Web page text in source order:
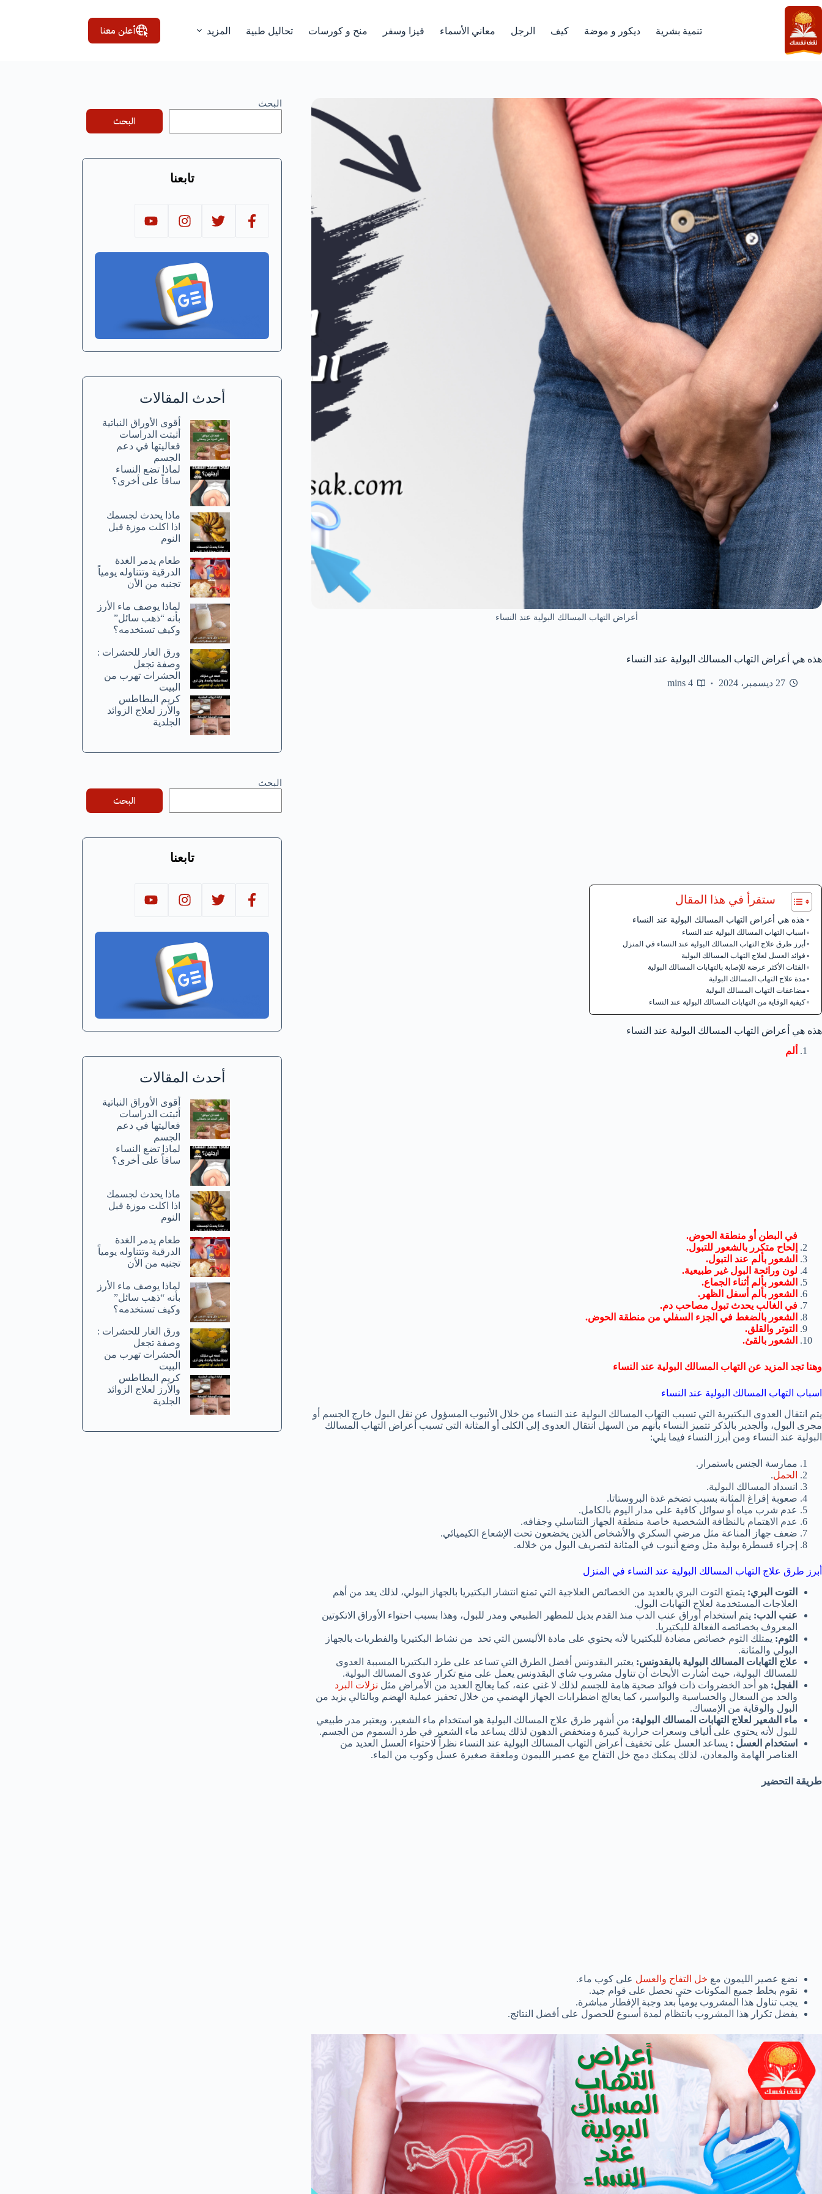
التجاوز
إلى
المحتوى
تنمية بشرية ديكور و موضة كيف الرجل معاني الأسماء فيزا وسفر منح و كورسات تحاليل طبية المزيد أعلن معنا
أعراض التهاب المسالك البولية عند النساء
هذه هي أعراض التهاب المسالك البولية عند النساء
27 ديسمبر، 2024 4 mins
ستقرأ في هذا المقال
هذه هي أعراض التهاب المسالك البولية عند النساء
اسباب التهاب المسالك البولية عند النساء
أبرز طرق علاج التهاب المسالك البولية عند النساء في المنزل
فوائد العسل لعلاج التهاب المسالك البولية
الفئات الأكثر عرضة للإصابة بالتهابات المسالك البولية
مدة علاج التهاب المسالك البولية
مضاعفات التهاب المسالك البولية
كيفية الوقاية من التهابات المسالك البولية عند النساء
هذه هي أعراض التهاب المسالك البولية عند النساء
ألم
في البطن أو منطقة الحوض.
إلحاح متكرر بالشعور للتبول.
الشعور بألم عند التبول.
لون ورائحة البول غير طبيعية.
الشعور بألم أثناء الجماع.
الشعور بألم أسفل الظهر.
في الغالب يحدث تبول مصاحب دم.
الشعور بالضغط في الجزء السفلي من منطقة الحوض.
التوتر والقلق.
الشعور بالقئ.
وهنا تجد المزيد عن التهاب المسالك البولية عند النساء
اسباب التهاب المسالك البولية عند النساء
يتم انتقال العدوى البكتيرية التي تسبب التهاب المسالك البولية عند النساء من خلال الأنبوب المسؤول عن نقل البول خارج الجسم أو
مجرى البول، والجدير بالذكر تتميز النساء بأنهم من السهل انتقال العدوى إلي الكلى أو المثانة التي تسبب أعراض التهاب المسالك
البولية عند النساء ومن أبرز النساء فيما يلي:
ممارسة الجنس باستمرار.
الحمل.
انسداد المسالك البولية.
صعوبة إفراغ المثانة بسبب تضخم غدة البروستاتا.
عدم شرب مياه أو سوائل كافية على مدار اليوم بالكامل.
عدم الاهتمام بالنظافة الشخصية خاصة منطقة الجهاز التناسلي وجفافه.
ضعف جهاز المناعة مثل مرضى السكري والأشخاص الذين يخضعون تحت الإشعاع الكيميائي.
إجراء قسطرة بولية مثل وضع أنبوب في المثانة لتصريف البول من خلاله.
أبرز طرق علاج التهاب المسالك البولية عند النساء في المنزل
التوت البري: يتمتع التوت البري بالعديد من الخصائص العلاجية التي تمنع انتشار البكتيريا بالجهاز البولي، لذلك يعد من أهم
العلاجات المستخدمة لعلاج التهابات البول.
عنب الدب: يتم استخدام أوراق عنب الدب منذ القدم بديل للمطهر الطبيعي ومدر للبول، وهذا بسبب احتواء الأوراق الاتكوتين
المعروف بخصائصه الفعالة للبكتيريا.
الثوم: يمتلك الثوم خصائص مضادة للبكتيريا لأنه يحتوي على مادة الأليسين التي تحد من نشاط البكتيريا والفطريات بالجهاز
البولي والمثانة.
علاج التهابات المسالك البولية بالبقدونس: يعتبر البقدونس أفضل الطرق التي تساعد على طرد البكتيريا المسببة العدوى
للمسالك البولية، حيث أشارت الأبحاث أن تناول مشروب شاي البقدونس يعمل على منع تكرار عدوى المسالك البولية.
الفجل: هو أحد الخضروات ذات فوائد صحية هامة للجسم لذلك لا غنى عنه، كما يعالج العديد من الأمراض مثل نزلات البرد
والحد من السعال والحساسية والبواسير، كما يعالج اضطرابات الجهاز الهضمي من خلال تحفيز عملية الهضم وبالتالي يزيد من
البول والوقاية من الإمساك.
ماء الشعير لعلاج التهابات المسالك البولية: من أشهر طرق علاج المسالك البولية هو استخدام ماء الشعير، ويعتبر مدر طبيعي
للبول لأنه يحتوي على ألياف وسعرات حرارية كبيرة ومنخفض الدهون لذلك يساعد ماء الشعير في طرد السموم من الجسم.
استخدام العسل : يساعد العسل على تخفيف أعراض التهاب المسالك البولية عند النساء نظراً لاحتواء العسل العديد من
العناصر الهامة والمعادن، لذلك يمكنك دمج خل التفاح مع عصير الليمون وملعقة صغيرة عسل وكوب من الماء.
طريقة التحضير
نضع عصير الليمون مع خل التفاح والعسل على كوب ماء.
نقوم بخلط جميع المكونات حتى نحصل على قوام جيد.
يجب تناول هذا المشروب يومياً بعد وجبة الإفطار مباشرة.
يفضل تكرار هذا المشروب بانتظام لمدة أسبوع للحصول على أفضل النتائج.
البحث
البحث
تابعنا
أحدث المقالات
أقوى الأوراق النباتية
أثبتت الدراسات
فعاليتها في دعم
الجسم
لماذا تضع النساء
ساقاً على أخرى؟
ماذا يحدث لجسمك
اذا اكلت موزة قبل
النوم
طعام يدمر الغدة
الدرقية وتتناوله يومياً
تجنبه من الأن
لماذا يوصف ماء الأرز
بأنه “ذهب سائل”
وكيف تستخدمه؟
ورق الغار للحشرات :
وصفة تجعل
الحشرات تهرب من
البيت
كريم البطاطس
والأرز لعلاج الزوائد
الجلدية
البحث
البحث
تابعنا
أحدث المقالات
أقوى الأوراق النباتية
أثبتت الدراسات
فعاليتها في دعم
الجسم
لماذا تضع النساء
ساقاً على أخرى؟
ماذا يحدث لجسمك
اذا اكلت موزة قبل
النوم
طعام يدمر الغدة
الدرقية وتتناوله يومياً
تجنبه من الأن
لماذا يوصف ماء الأرز
بأنه “ذهب سائل”
وكيف تستخدمه؟
ورق الغار للحشرات :
وصفة تجعل
الحشرات تهرب من
البيت
كريم البطاطس
والأرز لعلاج الزوائد
الجلدية